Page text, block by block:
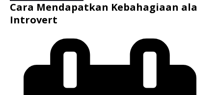
Cara Mendapatkan Kebahagiaan ala
Introvert